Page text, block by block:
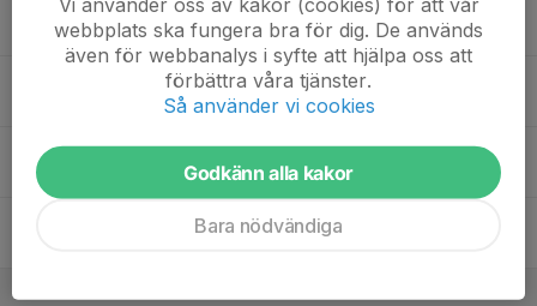
Tor
webbplats ska fungera bra för dig. De används
även för webbanalys i syfte att hjälpa oss att
förbättra våra tjänster.
Så använder vi cookies
Godkänn alla kakor
Bara nödvändiga